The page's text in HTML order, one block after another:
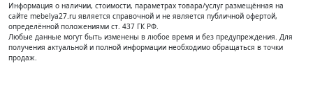
Информация о наличии, стоимости, параметрах товара/услуг размещённая на
сайте mebelya27.ru является справочной и не является публичной офертой,
определённой положениями ст. 437 ГК РФ.
Любые данные могут быть изменены в любое время и без предупреждения. Для
получения актуальной и полной информации необходимо обращаться в точки
продаж.